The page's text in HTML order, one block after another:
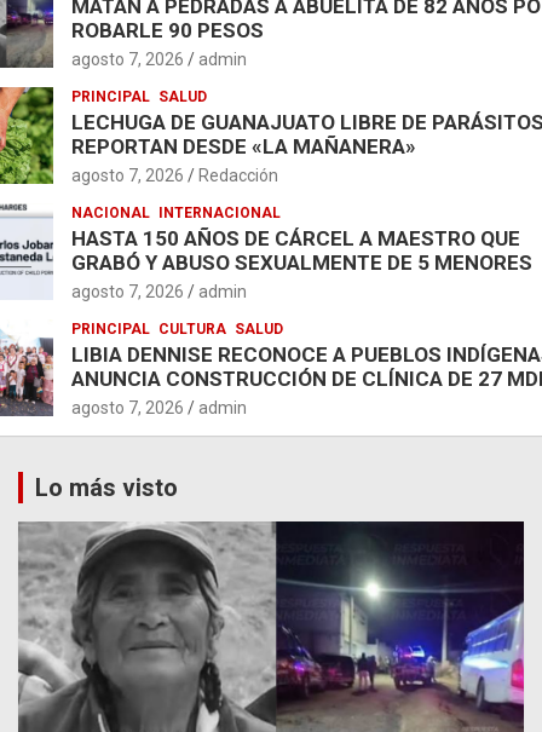
MATAN A PEDRADAS A ABUELITA DE 82 AÑOS
ROBARLE 90 PESOS
agosto 7, 2026 admin
PRINCIPAL SALUD
LECHUGA DE GUANAJUATO LIBRE DE
REPORTAN DESDE «LA MAÑANERA»
agosto 7, 2026 Redacción
NACIONAL INTERNACIONAL
HASTA 150 AÑOS DE CÁRCEL A MAESTRO QUE
GRABÓ Y ABUSO SEXUALMENTE DE 5 MENORES
agosto 7, 2026 admin
PRINCIPAL CULTURA SALUD
LIBIA DENNISE RECONOCE A PUEBLOS
ANUNCIA CONSTRUCCIÓN DE CLÍNICA DE 27
agosto 7, 2026 admin
Lo más visto